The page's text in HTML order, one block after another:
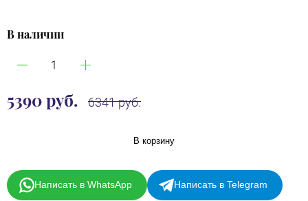
В наличии
5390 руб. 6341 руб.
В корзину
Написать в WhatsApp Написать в Telegram